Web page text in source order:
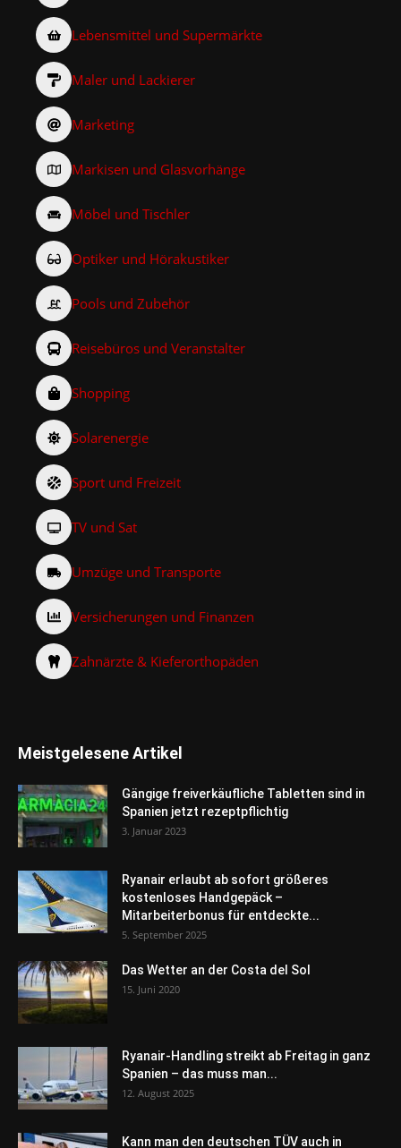
Lebensmittel und Supermärkte
Maler und Lackierer
Marketing
Markisen und Glasvorhänge
Möbel und Tischler
Optiker und Hörakustiker
Pools und Zubehör
Reisebüros und Veranstalter
Shopping
Solarenergie
Sport und Freizeit
TV und Sat
Umzüge und Transporte
Versicherungen und Finanzen
Zahnärzte & Kieferorthopäden
Meistgelesene Artikel
Gängige freiverkäufliche Tabletten sind in
Spanien jetzt rezeptpflichtig
3. Januar 2023
Ryanair erlaubt ab sofort größeres
kostenloses Handgepäck –
Mitarbeiterbonus für entdeckte...
5. September 2025
Das Wetter an der Costa del Sol
15. Juni 2020
Ryanair-Handling streikt ab Freitag in ganz
Spanien – das muss man...
12. August 2025
Kann man den deutschen TÜV auch in